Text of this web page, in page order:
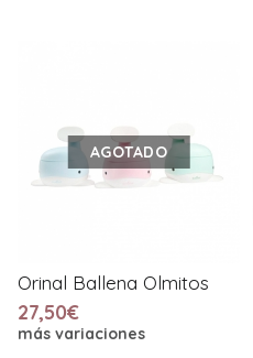
AGOTADO
Orinal Ballena Olmitos
27,50€
más variaciones